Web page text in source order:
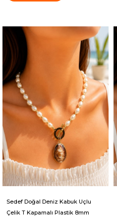
Sedef Doğal Deniz Kabuk Uçlu
Çelik T Kapamalı Plastik 8mm